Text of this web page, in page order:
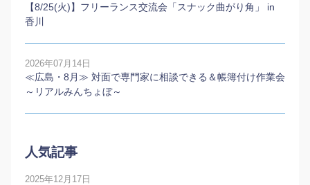
【8/25(火)】フリーランス交流会「スナック曲がり角」 in
香川
2026年07月14日
≪広島・8月≫ 対面で専門家に相談できる＆帳簿付け作業会
～リアルみんちょぼ～
人気記事
2025年12月17日